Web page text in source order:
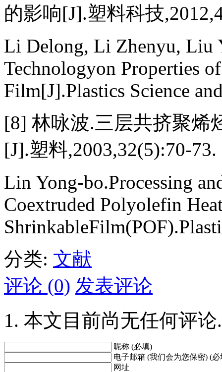
的影响[J].塑料科技
Li Delong, Li Zhenyu, Liu
Technologyon Properties
Film[J].Plastics Science
[8] 林咏波.三层共挤聚烯
[J].塑料,2003,32(5):70-73.
Lin Yong-bo.Processing
Coextruded Polyolefin
分类: 文献
评论 (0) 发表评论
本文目前尚无任何评论.
昵称 (必填)
电子邮箱 (我们会为您保密) (必
网址